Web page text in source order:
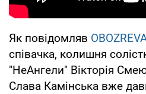
Як повідомляв
співачка, колишня
"НеАнгели" Вікторія
Слава Камінська вже